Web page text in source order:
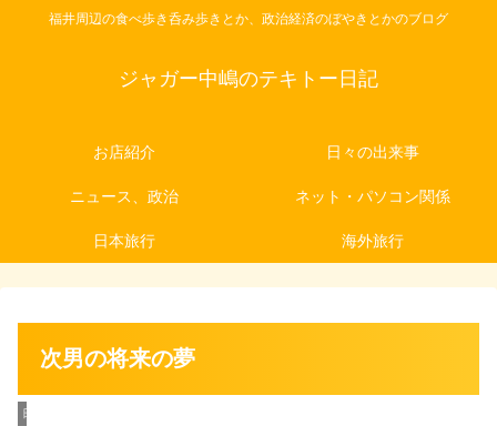
福井周辺の食べ歩き呑み歩きとか、政治経済のぼやきとかのブログ
ジャガー中嶋のテキトー日記
お店紹介 日々の出来事
ニュース、政治 ネット・パソコン関係
日本旅行 海外旅行
次男の将来の夢
日々の出来事